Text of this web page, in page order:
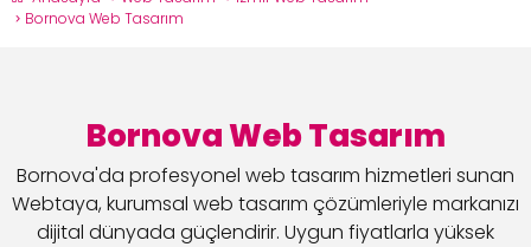
Bornova Web Tasarım
Bornova Web Tasarım
Bornova'da profesyonel web tasarım hizmetleri sunan
Webtaya, kurumsal web tasarım çözümleriyle markanızı
dijital dünyada güçlendirir. Uygun fiyatlarla yüksek